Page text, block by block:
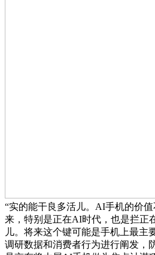
“实的能干良多活儿。AI手机的价
来，特别是正在AI时代，也是拦正
儿。将来这个键可能是手机上最主
调研数据和消费者行为进行阐发，